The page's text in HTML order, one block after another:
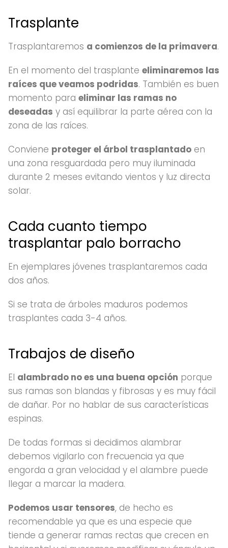
Trasplante
Trasplantaremos a comienzos de la primavera.
En el momento del trasplante eliminaremos las
raíces que veamos podridas. También es buen
momento para eliminar las ramas no
deseadas y así equilibrar la parte aérea con la
zona de las raíces.
Conviene proteger el árbol trasplantado en
una zona resguardada pero muy iluminada
durante 2 meses evitando vientos y luz directa
solar.
Cada cuanto tiempo
trasplantar palo borracho
En ejemplares jóvenes trasplantaremos cada
dos años.
Si se trata de árboles maduros podemos
trasplantes cada 3-4 años.
Trabajos de diseño
El alambrado no es una buena opción porque
sus ramas son blandas y fibrosas y es muy fácil
de dañar. Por no hablar de sus características
espinas.
De todas formas si decidimos alambrar
debemos vigilarlo con frecuencia ya que
engorda a gran velocidad y el alambre puede
llegar a marcar la madera.
Podemos usar tensores, de hecho es
recomendable ya que es una especie que
tiende a generar ramas rectas que crecen en